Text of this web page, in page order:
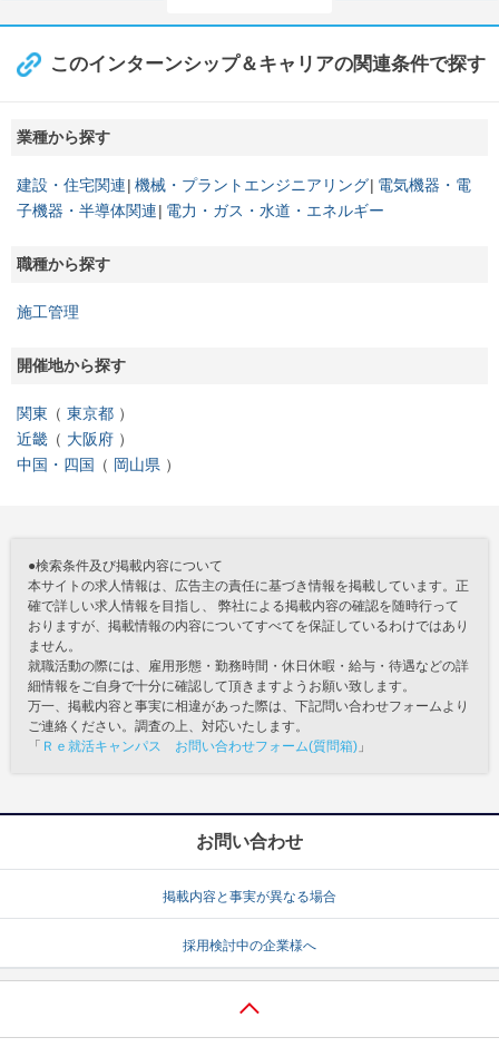
このインターンシップ＆キャリアの関連条件で探す
業種から探す
建設・住宅関連 機械・プラントエンジニアリング 電気機器・電
子機器・半導体関連
電力・ガス・水道・エネルギー
職種から探す
施工管理
開催地から探す
関東
東京都
近畿
大阪府
中国・四国
岡山県
●検索条件及び掲載内容について
本サイトの求人情報は、広告主の責任に基づき情報を掲載しています。正
確で詳しい求人情報を目指し、 弊社による掲載内容の確認を随時行って
おりますが、掲載情報の内容についてすべてを保証しているわけではあり
ません。
就職活動の際には、雇用形態・勤務時間・休日休暇・給与・待遇などの詳
細情報をご自身で十分に確認して頂きますようお願い致します。
万一、掲載内容と事実に相違があった際は、下記問い合わせフォームより
ご連絡ください。調査の上、対応いたします。
「 Ｒｅ就活キャンパス お問い合わせフォーム(質問箱) 」
お問い合わせ
掲載内容と事実が異なる場合
採用検討中の企業様へ